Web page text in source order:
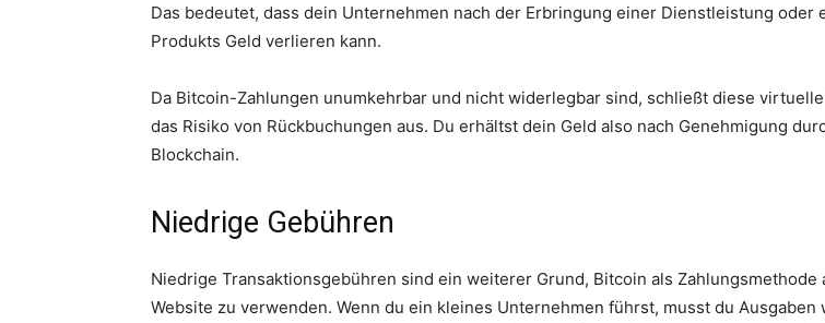
Das bedeutet, dass dein Unternehmen nach der Erbringung einer Dienstleistung oder
Produkts Geld verlieren kann.
Da Bitcoin-Zahlungen unumkehrbar und nicht widerlegbar sind, schließt diese virtuelle
das Risiko von Rückbuchungen aus. Du erhältst dein Geld also nach Genehmigung
Blockchain.
Niedrige Gebühren
Niedrige Transaktionsgebühren sind ein weiterer Grund, Bitcoin als Zahlungsmethode
Website zu verwenden. Wenn du ein kleines Unternehmen führst, musst du Ausgaben